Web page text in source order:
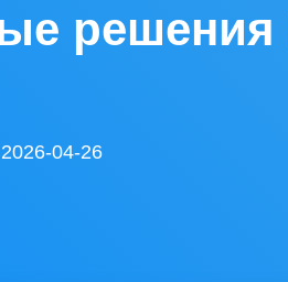
решения
2026-04-26